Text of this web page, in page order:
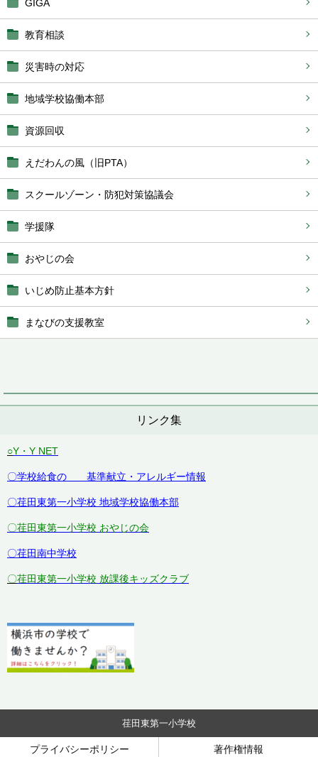
GIGA
教育相談
災害時の対応
地域学校協働本部
資源回収
えだわんの風（旧PTA）
スクールゾーン・防犯対策協議会
学援隊
おやじの会
いじめ防止基本方針
まなびの支援教室
リンク集
○Y・Y NET
〇学校給食の 基準献立・アレルギー情報
〇荏田東第一小学校 地域学校協働本部
〇荏田東第一小学校 おやじの会
〇荏田南中学校
〇荏田東第一小学校 放課後キッズクラブ
荏田東第一小学校
プライバシーポリシー 著作権情報